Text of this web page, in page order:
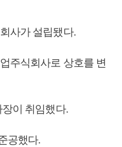
사가 설립됐다.
주식회사로 상호를 변
이 취임했다.
공했다.